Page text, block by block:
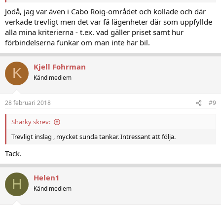
Jodå, jag var även i Cabo Roig-området och kollade och där
verkade trevligt men det var få lägenheter där som uppfyllde
alla mina kriterierna - t.ex. vad gäller priset samt hur
förbindelserna funkar om man inte har bil.
K Kjell Fohrman
Känd medlem
28 februari 2018 #9
Sharky skrev:
Trevligt inslag , mycket sunda tankar. Intressant att följa.
Tack.
H Helen1
Känd medlem